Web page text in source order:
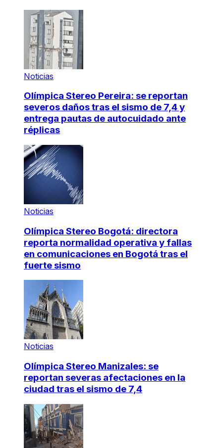
Noticias
Olímpica Stereo Pereira: se reportan
severos daños tras el sismo de 7,4 y
entrega pautas de autocuidado ante
réplicas
Noticias
Olímpica Stereo Bogotá: directora
reporta normalidad operativa y fallas
en comunicaciones en Bogotá tras el
fuerte sismo
Noticias
Olímpica Stereo Manizales: se
reportan severas afectaciones en la
ciudad tras el sismo de 7,4